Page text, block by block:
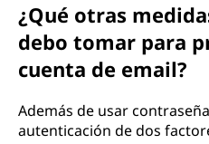
¿Qué otras
debo tomar para
cuenta de email?
Además de usar
autenticación de dos